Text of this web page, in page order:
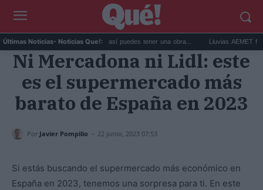
Últimas Noticias- Noticias Que!:
Comprar arte en subasta: así puedes tener una obra... Lluvias AEMET fin de
Ni Mercadona ni Lidl: este
es el supermercado más
barato de España en 2023
Por Javier Pompilio - 22 junio, 2023 07:53
Si estás buscando el supermercado más económico en
España en 2023, tenemos una sorpresa para ti. En este